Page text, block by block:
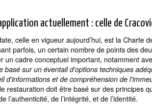
actuellement : celle de
celle en vigueur aujourd’hui, est la Charte
parfois, un certain nombre de points des
un cadre conceptuel important, notamment
basé sur un éventail d'options techniques
d'informations et de compréhension de
restauration doit être basé sur des principes
l’authenticité, de l’intégrité, et de l’identité.